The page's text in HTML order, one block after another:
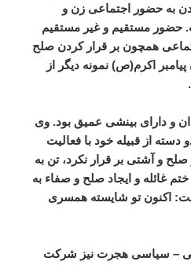
به حضور اجتماعی زن و
.حضور مستقیم و غیر مستقیم
همچون بر قرار کردن صلح
پیامبر اکرم(ص)نمونه دیگر
از
.
و دارای بینشی عمیق بود.وی
دسته از قبیله خود با فعالیت
صلح و آشتی بر قرار نکرد، تن به
ختم غائله و ایجاد صلح و صفاء به
: اکنون تو شایسته همسری
– سیاسی هجرت نیز شرکت